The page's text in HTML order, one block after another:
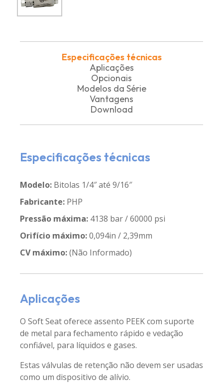
Especificações técnicas
Aplicações
Opcionais
Modelos da Série
Vantagens
Download
Especificações técnicas
Modelo: Bitolas 1/4″ até 9/16″
Fabricante: PHP
Pressão máxima: 4138 bar / 60000 psi
Orifício máximo:0,094in / 2,39mm
CV máximo:(Não Informado)
Aplicações
O Soft Seat oferece assento PEEK com suporte
de metal para fechamento rápido e vedação
confiável, para líquidos e gases.
Estas válvulas de retenção não devem ser usadas
como um dispositivo de alívio.